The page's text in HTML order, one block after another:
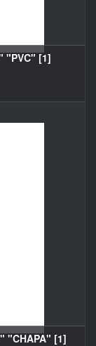
"PVC" [1]
"CHAPA" [1]